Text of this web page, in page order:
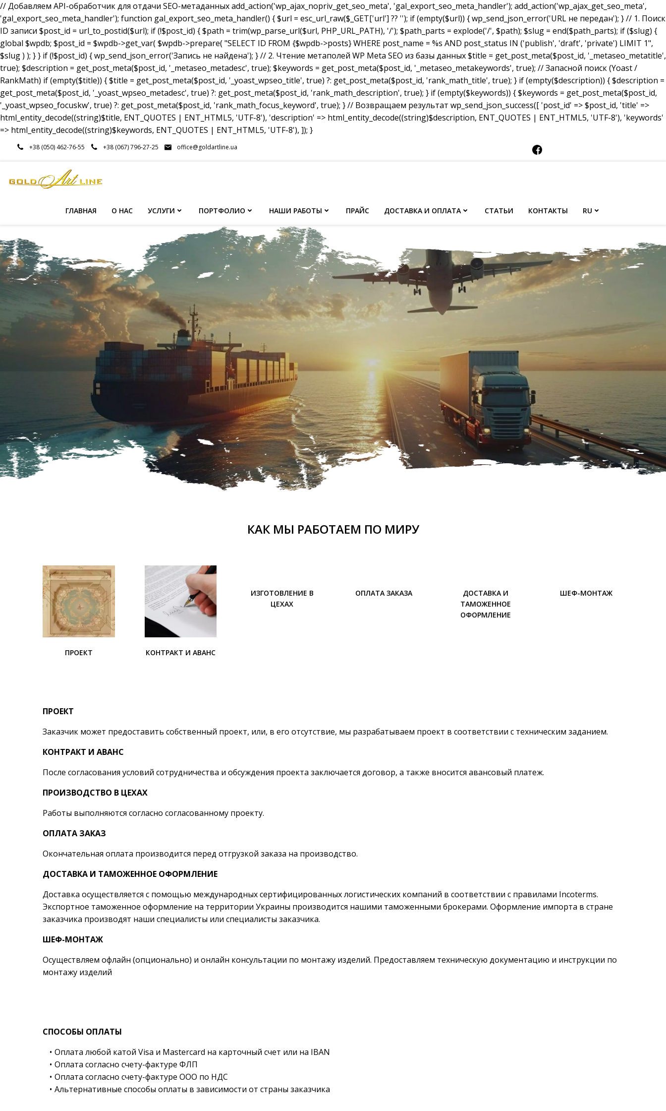
// Добавляем API-обработчик для отдачи SEO-метаданных add_action('wp_ajax_nopriv_get_seo_meta', 'gal_export_seo_meta_handler'); add_action('wp_ajax_get_seo_meta',
'gal_export_seo_meta_handler'); function gal_export_seo_meta_handler() { $url = esc_url_raw($_GET['url'] ?? ''); if (empty($url)) { wp_send_json_error('URL не передан'); } // 1. Поиск
ID записи $post_id = url_to_postid($url); if (!$post_id) { $path = trim(wp_parse_url($url, PHP_URL_PATH), '/'); $path_parts = explode('/', $path); $slug = end($path_parts); if ($slug) {
global $wpdb; $post_id = $wpdb->get_var( $wpdb->prepare( "SELECT ID FROM {$wpdb->posts} WHERE post_name = %s AND post_status IN ('publish', 'draft', 'private') LIMIT 1",
$slug ) ); } } if (!$post_id) { wp_send_json_error('Запись не найдена'); } // 2. Чтение метаполей WP Meta SEO из базы данных $title = get_post_meta($post_id, '_metaseo_metatitle',
true); $description = get_post_meta($post_id, '_metaseo_metadesc', true); $keywords = get_post_meta($post_id, '_metaseo_metakeywords', true); // Запасной поиск (Yoast /
RankMath) if (empty($title)) { $title = get_post_meta($post_id, '_yoast_wpseo_title', true) ?: get_post_meta($post_id, 'rank_math_title', true); } if (empty($description)) { $description =
get_post_meta($post_id, '_yoast_wpseo_metadesc', true) ?: get_post_meta($post_id, 'rank_math_description', true); } if (empty($keywords)) { $keywords = get_post_meta($post_id,
'_yoast_wpseo_focuskw', true) ?: get_post_meta($post_id, 'rank_math_focus_keyword', true); } // Возвращаем результат wp_send_json_success([ 'post_id' => $post_id, 'title' =>
html_entity_decode((string)$title, ENT_QUOTES | ENT_HTML5, 'UTF-8'), 'description' => html_entity_decode((string)$description, ENT_QUOTES | ENT_HTML5, 'UTF-8'), 'keywords'
=> html_entity_decode((string)$keywords, ENT_QUOTES | ENT_HTML5, 'UTF-8'), ]); }
Перейти+38 (050) 462-76-55 +38 (067) 796-27-25 office@goldartline.ua
ГЛАВНАЯ О НАС УСЛУГИ ПОРТФОЛИО НАШИ РАБОТЫ ПРАЙС ДОСТАВКА И ОПЛАТА СТАТЬИ КОНТАКТЫ RU
КАК МЫ РАБОТАЕМ ПО МИРУ
ПРОЕКТ КОНТРАКТ И АВАНС
ИЗГОТОВЛЕНИЕ В
ЦЕХАХ
ОПЛАТА ЗАКАЗА
ДОСТАВКА И
ТАМОЖЕННОЕ
ОФОРМЛЕНИЕ
ШЕФ-МОНТАЖ
ПРОЕКТ
Заказчик может предоставить собственный проект, или, в его отсутствие, мы разрабатываем проект в соответствии с техническим заданием.
КОНТРАКТ И АВАНС
После согласования условий сотрудничества и обсуждения проекта заключается договор, а также вносится авансовый платеж.
ПРОИЗВОДСТВО В ЦЕХАХ
Работы выполняются согласно согласованному проекту.
ОПЛАТА ЗАКАЗ
Окончательная оплата производится перед отгрузкой заказа на производство.
ДОСТАВКА И ТАМОЖЕННОЕ ОФОРМЛЕНИЕ
Доставка осуществляется с помощью международных сертифицированных логистических компаний в соответствии с правилами Incoterms.
Экспортное таможенное оформление на территории Украины производится нашими таможенными брокерами. Оформление импорта в стране
заказчика производят наши специалисты или специалисты заказчика.
ШЕФ-МОНТАЖ
Осуществляем офлайн (опционально) и онлайн консультации по монтажу изделий. Предоставляем техническую документацию и инструкции по
монтажу изделий
СПОСОБЫ ОПЛАТЫ
Оплата любой катой Visa и Mastercard на карточный счет или на IBAN
Оплата согласно счету-фактуре ФЛП
Оплата согласно счету-фактуре ООО по НДС
Альтернативные способы оплаты в зависимости от страны заказчика